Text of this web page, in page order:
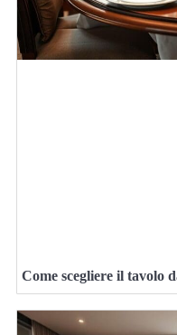
Come scegliere il tavolo